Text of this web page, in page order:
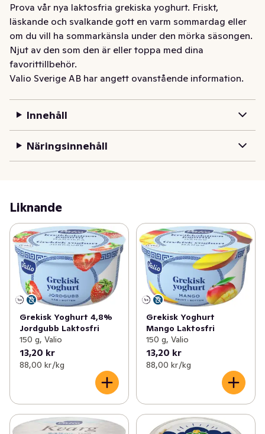
Prova vår nya laktosfria grekiska yoghurt. Friskt,
läskande och svalkande gott en varm sommardag eller
om du vill ha sommarkänsla under den mörka säsongen.
Njut av den som den är eller toppa med dina
favorittillbehör.
Valio Sverige AB har angett ovanstående information.
Innehåll
Näringsinnehåll
Liknande
Grekisk Yoghurt 4,8%
Jordgubb Laktosfri
150 g, Valio
13,20 kr
88,00 kr /kg
Grekisk Yoghurt
Mango Laktosfri
150 g, Valio
13,20 kr
88,00 kr /kg